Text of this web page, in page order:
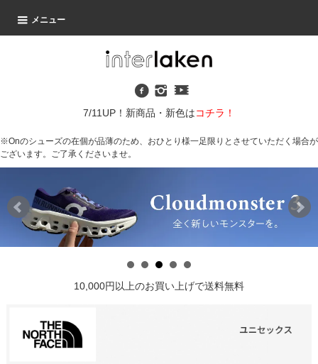
メニュー
7/11UP！新商品・新色はコチラ！
※Onのシューズの在個が品薄のため、おひとり様一足限りとさせていただく場合が
ございます。ご了承くださいませ。
10,000円以上のお買い上げで送料無料